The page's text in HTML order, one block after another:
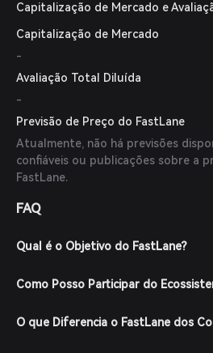
Capitalização de Mercado e
Capitalização de Mercado
-
Avaliação Total Diluída
-
Previsão de Preço do FastLane
Atualmente, não há previsões
confiáveis ou publicações sobre a
FastLane.
FAQ
Qual é o Objetivo do FastLane?
Como Posso Participar do
O que Diferencia o FastLane dos